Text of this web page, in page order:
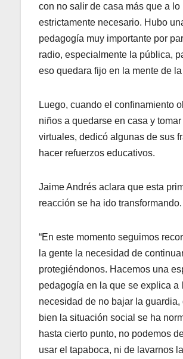
con no salir de casa más que a lo
estrictamente necesario. Hubo
pedagogía muy importante por
radio, especialmente la pública,
eso quedara fijo en la mente de la
Luego, cuando el confinamiento
niños a quedarse en casa y
virtuales, dedicó algunas de sus
hacer refuerzos educativos.
Jaime Andrés aclara que esta
reacción se ha ido transformando.
“En este momento seguimos
la gente la necesidad de
protegiéndonos. Hacemos una
pedagogía en la que se explica a
necesidad de no bajar la guardia,
bien la situación social se ha
hasta cierto punto, no podemos
usar el tapaboca, ni de lavarnos